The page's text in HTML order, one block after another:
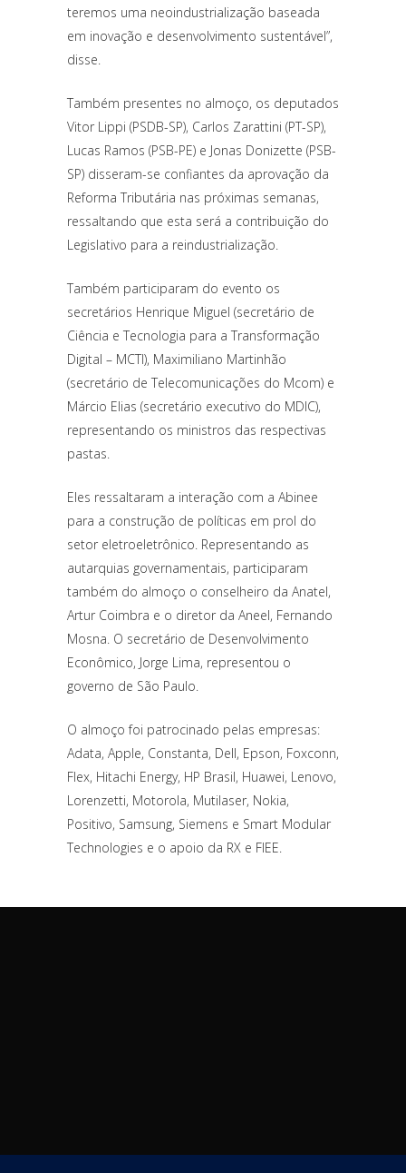
teremos uma neoindustrialização baseada
em inovação e desenvolvimento sustentável”,
disse.
Também presentes no almoço, os deputados
Vitor Lippi (PSDB-SP), Carlos Zarattini (PT-SP),
Lucas Ramos (PSB-PE) e Jonas Donizette (PSB-
SP) disseram-se confiantes da aprovação da
Reforma Tributária nas próximas semanas,
ressaltando que esta será a contribuição do
Legislativo para a reindustrialização.
Também participaram do evento os
secretários Henrique Miguel (secretário de
Ciência e Tecnologia para a Transformação
Digital – MCTI), Maximiliano Martinhão
(secretário de Telecomunicações do Mcom) e
Márcio Elias (secretário executivo do MDIC),
representando os ministros das respectivas
pastas.
Eles ressaltaram a interação com a Abinee
para a construção de políticas em prol do
setor eletroeletrônico. Representando as
autarquias governamentais, participaram
também do almoço o conselheiro da Anatel,
Artur Coimbra e o diretor da Aneel, Fernando
Mosna. O secretário de Desenvolvimento
Econômico, Jorge Lima, representou o
governo de São Paulo.
O almoço foi patrocinado pelas empresas:
Adata, Apple, Constanta, Dell, Epson, Foxconn,
Flex, Hitachi Energy, HP Brasil, Huawei, Lenovo,
Lorenzetti, Motorola, Mutilaser, Nokia,
Positivo, Samsung, Siemens e Smart Modular
Technologies e o apoio da RX e FIEE.